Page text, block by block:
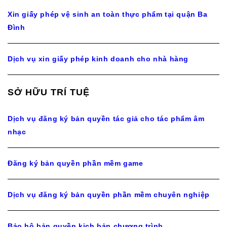
Xin giấy phép vệ sinh an toàn thực phẩm tại quận Ba
Đình
Dịch vụ xin giấy phép kinh doanh cho nhà hàng
SỞ HỮU TRÍ TUỆ
Dịch vụ đăng ký bản quyền tác giả cho tác phẩm âm
nhạc
Đăng ký bản quyền phần mềm game
Dịch vụ đăng ký bản quyền phần mềm chuyên nghiệp